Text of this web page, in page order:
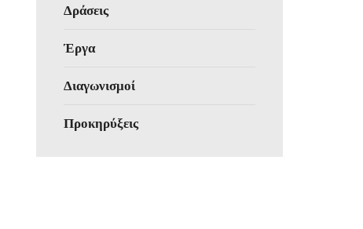
Δράσεις
Έργα
Διαγωνισμοί
Προκηρύξεις